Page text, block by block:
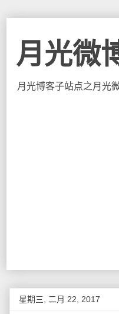
月光微
月光博客子站点之月光
星期三, 二月 22, 2017